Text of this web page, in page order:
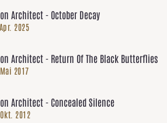
Architect - October Decay
2025
Architect - Return Of The Black Butterflies
2017
Architect - Concealed Silence
2012